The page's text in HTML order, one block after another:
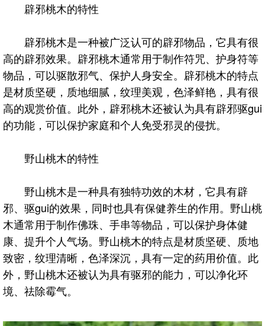
辟邪桃木的特性
辟邪桃木是一种被广泛认可的辟邪物品，它具有很
高的辟邪效果。辟邪桃木通常用于制作符咒、护身符等
物品，可以驱散邪气、保护人身安全。辟邪桃木的特点
是材质坚硬，质地细腻，纹理美观，色泽鲜艳，具有很
高的观赏价值。此外，辟邪桃木还被认为具有辟邪驱gui
的功能，可以保护家庭和个人免受邪灵的侵扰。
野山桃木的特性
野山桃木是一种具有独特功效的木材，它具有辟
邪、驱gui的效果，同时也具有保健养生的作用。野山桃
木通常用于制作佛珠、手串等物品，可以保护身体健
康、提升个人气场。野山桃木的特点是材质坚硬、质地
致密，纹理清晰，色泽深沉，具有一定的药用价值。此
外，野山桃木还被认为具有驱邪的能力，可以净化环
境、祛除霉气。